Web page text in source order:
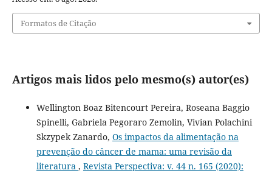
Formatos de Citação
Artigos mais lidos pelo mesmo(s) autor(es)
Wellington Boaz Bitencourt Pereira, Roseana Baggio
Spinelli, Gabriela Pegoraro Zemolin, Vivian Polachini
Skzypek Zanardo, Os impactos da alimentação na
prevenção do câncer de mama: uma revisão da
literatura , Revista Perspectiva: v. 44 n. 165 (2020):